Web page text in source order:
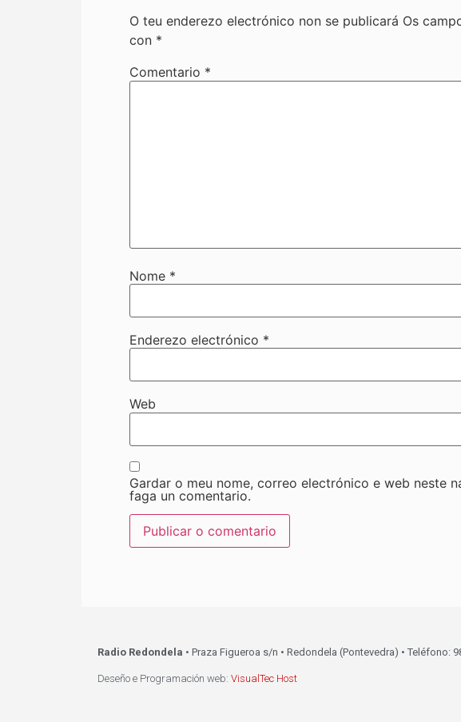
O teu enderezo electrónico non se publicará Os
con *
Comentario *
Nome *
Enderezo electrónico *
Web
Gardar o meu nome, correo electrónico e web neste
faga un comentario.
Radio Redondela • Praza Figueroa s/n • Redondela (Pontevedra) • Teléfono:
Deseño e Programación web: VisualTec Host